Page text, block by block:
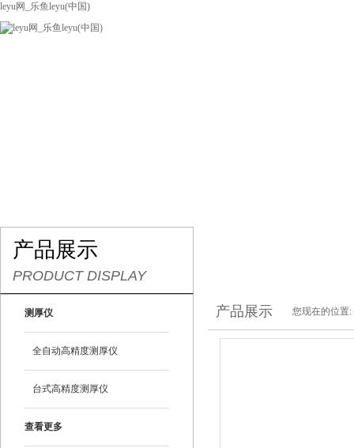
leyu网_乐鱼leyu(中国)
产品展示
PRODUCT DISPLAY
测厚仪
全自动高精度测厚仪
台式高精度测厚仪
查看更多
产品展示 您现在的位置: